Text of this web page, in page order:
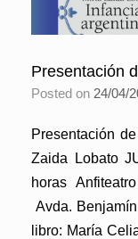
Presentación
Posted on 24/04/
Presentación
Zaida Lobato
horas
Avda.
libro: María